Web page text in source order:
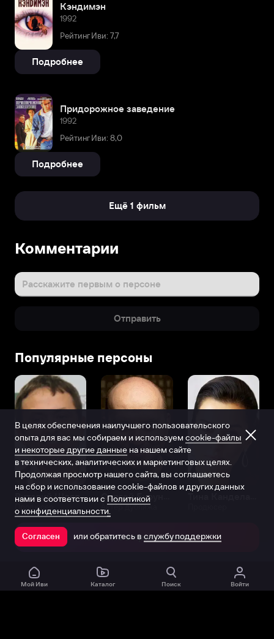
Кэндимэн
1992
Рейтинг Иви: 7,7
Подробнее
Придорожное заведение
1992
Рейтинг Иви: 8,0
Подробнее
Ещё 1 фильм
Комментарии
Расскажите первым о персоне
Отправить
Популярные персоны
Виталий Шляппо
Продюсер Актёр дубляжа
Открыть в приложении
Мой Иви Каталог Поиск Войти
В целях обеспечения наилучшего пользовательского
опыта для вас мы собираем и используем cookie-файлы
и некоторые другие данные на нашем сайте
в технических, аналитических и маркетинговых целях.
Продолжая просмотр нашего сайта, вы соглашаетесь
на сбор и использование cookie-файлов и других данных
нами в соответствии с Политикой
о конфиденциальности.
Согласен или обратитесь в службу поддержки